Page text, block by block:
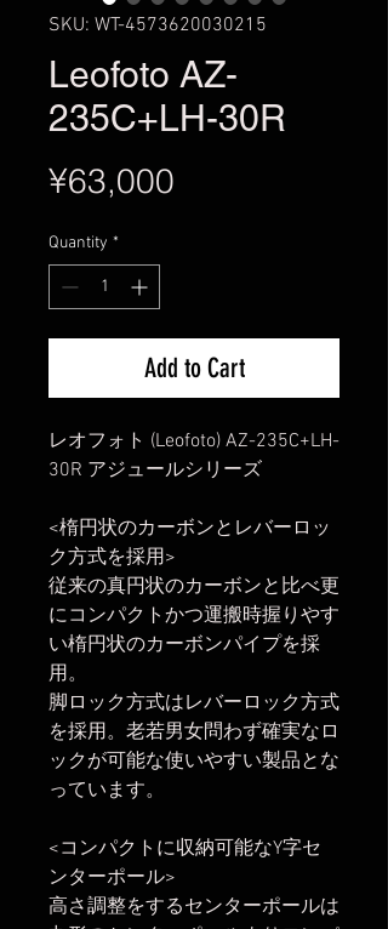
SKU: WT-4573620030215
Leofoto AZ-
235C+LH-30R
¥63,000
Quantity *
Add to Cart
レオフォト (Leofoto) AZ-235C+LH-
30R アジュールシリーズ
<楕円状のカーボンとレバーロッ
ク方式を採用>
従来の真円状のカーボンと比べ更
にコンパクトかつ運搬時握りやす
い楕円状のカーボンパイプを採
用。
脚ロック方式はレバーロック方式
を採用。老若男女問わず確実なロ
ックが可能な使いやすい製品とな
っています。
<コンパクトに収納可能なY字セ
ンターポール>
高さ調整をするセンターポールは